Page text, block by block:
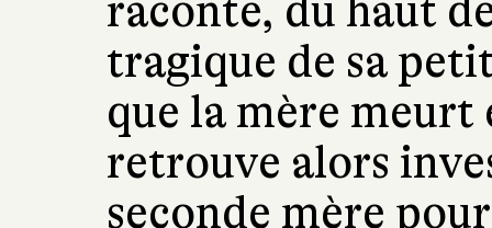
raconte, du haut
tragique de sa
que la mère meurt
retrouve alors
seconde mère